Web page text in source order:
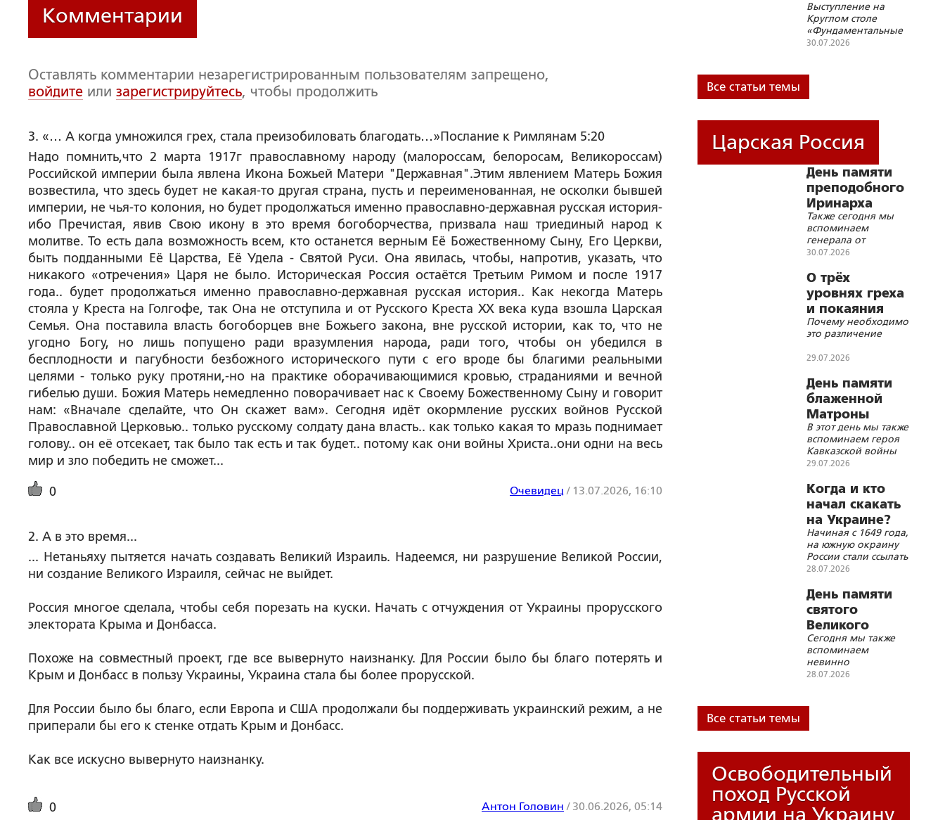
Комментарии
Оставлять комментарии незарегистрированным пользователям запрещено,
войдите или зарегистрируйтесь, чтобы продолжить
3. «… А когда умножился грех, стала преизобиловать благодать…»Послание к Римлянам 5:20
Надо помнить,что 2 марта 1917г православному народу (малороссам, белоросам, Великороссам)
Российской империи была явлена Икона Божьей Матери "Державная".Этим явлением Матерь Божия
возвестила, что здесь будет не какая-то другая страна, пусть и переименованная, не осколки бывшей
империи, не чья-то колония, но будет продолжаться именно православно-державная русская история-
ибо Пречистая, явив Свою икону в это время богоборчества, призвала наш триединый народ к
молитве. То есть дала возможность всем, кто останется верным Её Божественному Сыну, Его Церкви,
быть подданными Её Царства, Её Удела - Святой Руси. Она явилась, чтобы, напротив, указать, что
никакого «отречения» Царя не было. Историческая Россия остаётся Третьим Римом и после 1917
года.. будет продолжаться именно православно-державная русская история.. Как некогда Матерь
стояла у Креста на Голгофе, так Она не отступила и от Русского Креста ХХ века куда взошла Царская
Семья. Она поставила власть богоборцев вне Божьего закона, вне русской истории, как то, что не
угодно Богу, но лишь попущено ради вразумления народа, ради того, чтобы он убедился в
бесплодности и пагубности безбожного исторического пути с его вроде бы благими реальными
целями - только руку протяни,-но на практике оборачивающимися кровью, страданиями и вечной
гибелью души. Божия Матерь немедленно поворачивает нас к Своему Божественному Сыну и говорит
нам: «Вначале сделайте, что Он скажет вам». Сегодня идёт окормление русских войнов Русской
Православной Церковью.. только русскому солдату дана власть.. как только какая то мразь поднимает
голову.. он её отсекает, так было так есть и так будет.. потому как они войны Христа..они одни на весь
мир и зло победить не сможет...
0 Очевидец/ 13.07.2026, 16:10
2. А в это время...
... Нетаньяху пытяется начать создавать Великий Израиль. Надеемся, ни разрушение Великой России,
ни создание Великого Израиля, сейчас не выйдет.
Россия многое сделала, чтобы себя порезать на куски. Начать с отчуждения от Украины прорусского
электората Крыма и Донбасса.
Похоже на совместный проект, где все вывернуто наизнанку. Для России было бы благо потерять и
Крым и Донбасс в пользу Украины, Украина стала бы более прорусской.
Для России было бы благо, если Европа и США продолжали бы поддерживать украинский режим, а не
приперали бы его к стенке отдать Крым и Донбасс.
Как все искусно вывернуто наизнанку.
0 Антон Головин / 30.06.2026, 05:14
Выступление на
Круглом столе
«Фундаментальные
основы Союзного
геополитические
30.07.2026
Все статьи темы
Царская Россия
День памяти
преподобного
Иринарха
Соловецкого
Также сегодня мы
вспоминаем
генерала от
инфантерии
авиаконструктора
Н.Н.Поликарпова
30.07.2026
О трёх
уровнях греха
и покаяния
Почему необходимо
это различение
29.07.2026
День памяти
блаженной
Матроны
Анемнясевской
В этот день мы также
вспоминаем героя
Кавказской войны
Н.В.Грекова,
А.Е.Махалина, «отца
телевидения»
В.К.Зворыкина,
академика
В.Н.Виноградова
29.07.2026
Когда и кто
начал скакать
на Украине?
Начиная с 1649 года,
на южную окраину
России стали ссылать
опальных людей –
любителей
бесчинного
скакания и плясания
28.07.2026
День памяти
святого
Великого
князя
Владимира
Сегодня мы также
вспоминаем
невинно
осужденных
и В.Л.Кочубея, и
памяти поэтов
историка
В.Н.Татищева,
министра В.К.Плеве
и журналиста
К.П.Степанова
28.07.2026
Все статьи темы
Освободительный
поход Русской
армии на Украину